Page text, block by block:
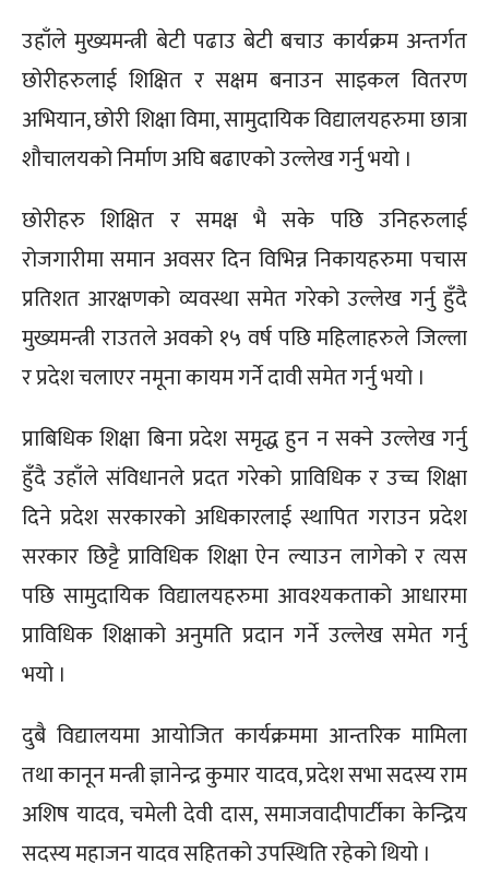
उहाँले मुख्यमन्त्री बेटी पढाउ बेटी बचाउ कार्यक्रम अन्तर्गत
छोरीहरुलाई शिक्षित र सक्षम बनाउन साइकल वितरण
अभियान, छोरी शिक्षा विमा, सामुदायिक विद्यालयहरुमा छात्रा
शौचालयको निर्माण अघि बढाएको उल्लेख गर्नु भयो ।
छोरीहरु शिक्षित र समक्ष भै सके पछि उनिहरुलाई
रोजगारीमा समान अवसर दिन विभिन्न निकायहरुमा पचास
प्रतिशत आरक्षणको व्यवस्था समेत गरेको उल्लेख गर्नु हुँदै
मुख्यमन्त्री राउतले अवको १५ वर्ष पछि महिलाहरुले जिल्ला
र प्रदेश चलाएर नमूना कायम गर्ने दावी समेत गर्नु भयो ।
प्राबिधिक शिक्षा बिना प्रदेश समृद्ध हुन न सक्ने उल्लेख गर्नु
हुँदै उहाँले संविधानले प्रदत गरेको प्राविधिक र उच्च शिक्षा
दिने प्रदेश सरकारको अधिकारलाई स्थापित गराउन प्रदेश
सरकार छिट्टै प्राविधिक शिक्षा ऐन ल्याउन लागेको र त्यस
पछि सामुदायिक विद्यालयहरुमा आवश्यकताको आधारमा
प्राविधिक शिक्षाको अनुमति प्रदान गर्ने उल्लेख समेत गर्नु
भयो ।
दुबै विद्यालयमा आयोजित कार्यक्रममा आन्तरिक मामिला
तथा कानून मन्त्री ज्ञानेन्द्र कुमार यादव, प्रदेश सभा सदस्य राम
अशिष यादव, चमेली देवी दास, समाजवादीपार्टीका केन्द्रिय
सदस्य महाजन यादव सहितको उपस्थिति रहेको थियो ।